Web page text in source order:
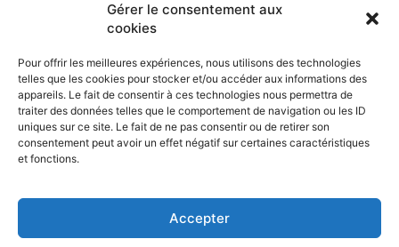
Gérer le consentement aux
cookies
Pour offrir les meilleures expériences, nous utilisons des technologies
telles que les cookies pour stocker et/ou accéder aux informations des
appareils. Le fait de consentir à ces technologies nous permettra de
traiter des données telles que le comportement de navigation ou les ID
uniques sur ce site. Le fait de ne pas consentir ou de retirer son
consentement peut avoir un effet négatif sur certaines caractéristiques
et fonctions.
Accepter
Accueil Economie Entreprises Entrepreneur
Maghreb
© Challenges.tn By AAKOM.DIGITAL